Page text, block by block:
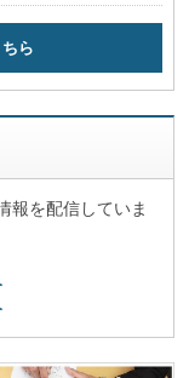
ら
報を配信していま